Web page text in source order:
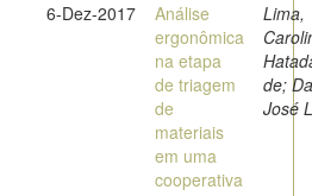
6-Dez-2017
Análise
ergonômica
na etapa
de triagem
de
materiais
em uma
cooperativa
Lima,
de;
José